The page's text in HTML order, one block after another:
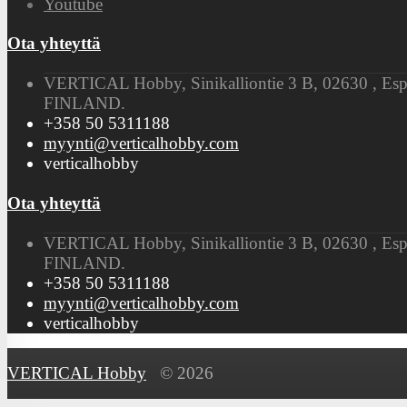
Youtube
Ota yhteyttä
VERTICAL Hobby, Sinikalliontie 3 B, 02630 ,
FINLAND.
+358 50 5311188
myynti@verticalhobby.com
verticalhobby
Ota yhteyttä
VERTICAL Hobby, Sinikalliontie 3 B, 02630 ,
FINLAND.
+358 50 5311188
myynti@verticalhobby.com
verticalhobby
VERTICAL Hobby © 2026